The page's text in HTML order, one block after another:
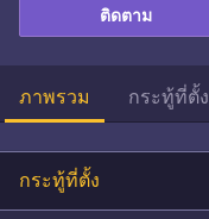
ติดตาม
ภาพรวม กระทู้ที่ตั้ง
กระทู้ที่ตั้ง